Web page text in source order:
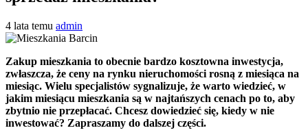
4 lata temu admin
Zakup mieszkania to obecnie bardzo kosztowna inwestycja,
zwłaszcza, że ceny na rynku nieruchomości rosną z miesiąca na
miesiąc. Wielu specjalistów sygnalizuje, że warto wiedzieć, w
jakim miesiącu mieszkania są w najtańszych cenach po to, aby
zbytnio nie przepłacać. Chcesz dowiedzieć się, kiedy w nie
inwestować? Zapraszamy do dalszej części.